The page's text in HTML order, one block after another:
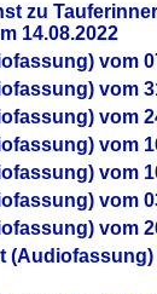
zu
14.08.2022
vom
vom
vom
vom
vom
vom
vom
(Audiofassung)